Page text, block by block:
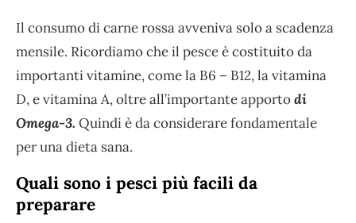
Il consumo di carne rossa avveniva solo a scadenza
mensile. Ricordiamo che il pesce è costituito da
importanti vitamine, come la B6 – B12, la vitamina
D, e vitamina A, oltre all’importante apportodi
Omega-3. Quindi è da considerare fondamentale
per una dieta sana.
Quali sono i pesci più facili da
preparare